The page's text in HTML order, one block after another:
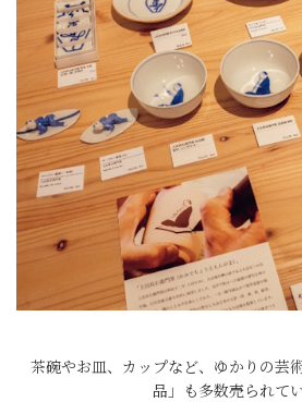
茶碗やお皿、カップなど、ゆかりの芸
品」も多数売られてい